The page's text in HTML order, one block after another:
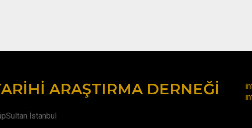
ARAŞTIRMA DERNEĞI
İstanbul